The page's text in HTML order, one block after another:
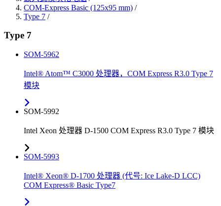
COM-Express Basic (125x95 mm) /
Type 7 /
Type 7
SOM-5962
Intel® Atom™ C3000 处理器，COM Express R3.0 Type 7
模块
SOM-5992
Intel Xeon 处理器 D-1500 COM Express R3.0 Type 7 模块
SOM-5993
Intel® Xeon® D-1700 处理器 (代号: Ice Lake-D LCC)
COM Express® Basic Type7